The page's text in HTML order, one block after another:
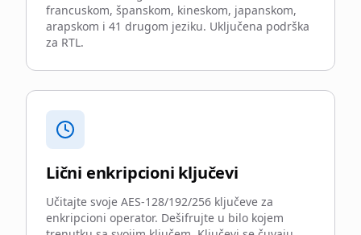
francuskom, španskom, kineskom, japanskom,
arapskom i 41 drugom jeziku. Uključena podrška
za RTL.
Lični enkripcioni ključevi
Učitajte svoje AES-128/192/256 ključeve za
enkripcioni operator. Dešifrujte u bilo kojem